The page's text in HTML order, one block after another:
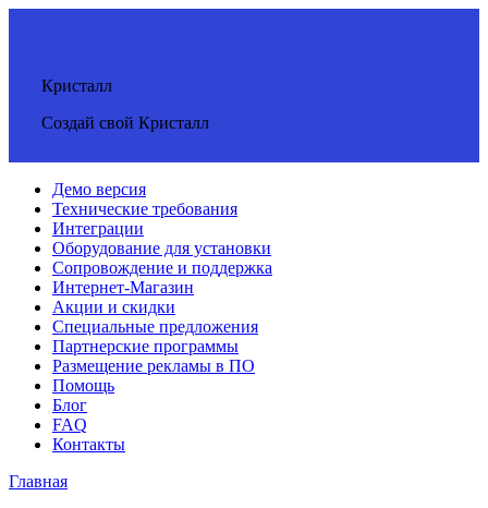
Кристалл
Создай свой Кристалл
Демо версия
Технические требования
Интеграции
Оборудование для установки
Сопровождение и поддержка
Интернет-Магазин
Акции и скидки
Специальные предложения
Партнерские программы
Размещение рекламы в ПО
Помощь
Блог
FAQ
Контакты
Главная